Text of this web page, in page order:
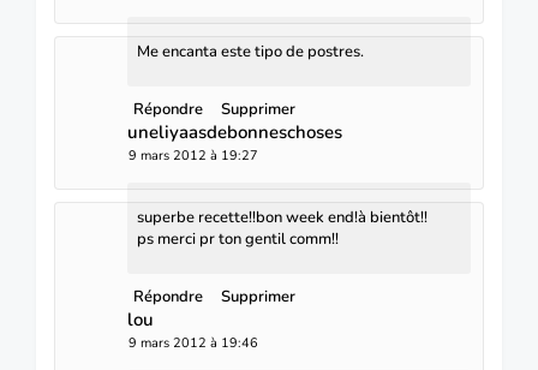
Me encanta este tipo de postres.
Répondre Supprimer
uneliyaasdebonneschoses
9 mars 2012 à 19:27
superbe recette!!bon week end!à bientôt!!
ps merci pr ton gentil comm!!
Répondre Supprimer
lou
9 mars 2012 à 19:46